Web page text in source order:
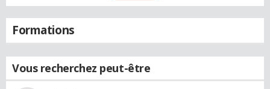
Formations
Vous recherchez peut-être